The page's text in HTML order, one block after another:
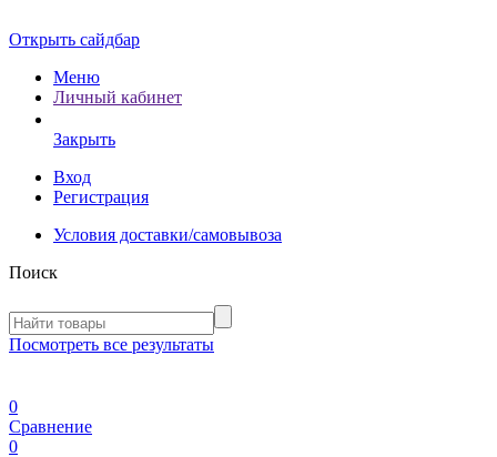
Открыть сайдбар
Меню
Личный кабинет
Закрыть
Вход
Регистрация
Условия доставки/самовывоза
Поиск
Посмотреть все результаты
0
Сравнение
0